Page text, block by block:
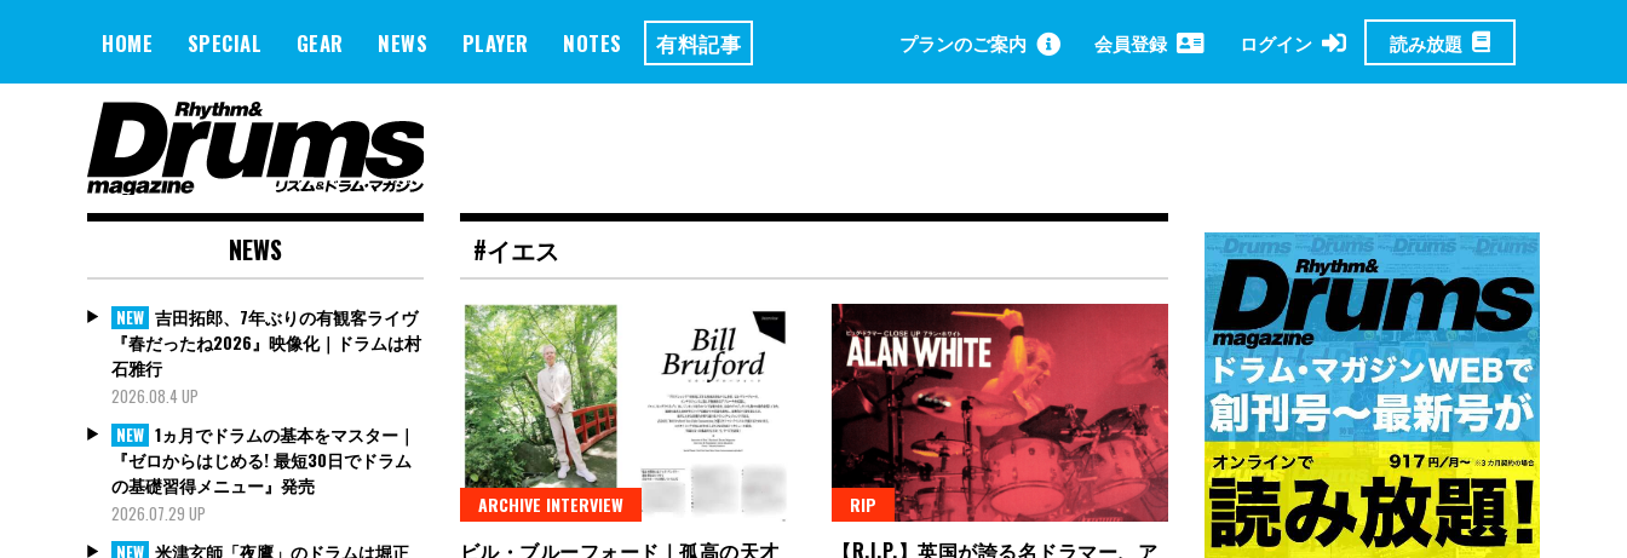
HOME SPECIAL GEAR NEWS PLAYER NOTES 有料記事 プランのご案内 会員登録 ログイン 読み放題
#イエス
ARCHIVE INTERVIEW
ビル・ブルーフォード｜孤高の天才
RIP
【R.I.P.】英国が誇る名ドラマー、ア
NEWS
NEW 吉田拓郎、7年ぶりの有観客ライヴ
『春だったね2026』映像化｜ドラムは村
石雅行
2026.08.4 UP
NEW 1ヵ月でドラムの基本をマスター｜
『ゼロからはじめる! 最短30日でドラム
の基礎習得メニュー』発売
2026.07.29 UP
NEW 米津玄師「夜鷹」のドラムは堀正